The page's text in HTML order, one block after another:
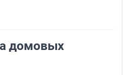
домовых